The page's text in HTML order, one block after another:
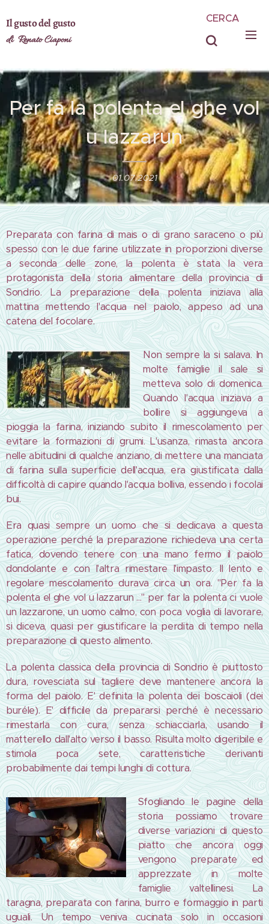
Il gusto del gusto
di Renato Ciaponi
CERCA
Per fa la polenta el ghe vol
u lazzarun
01.07.2021
Preparata con farina di mais o di grano saraceno o più
spesso con le due farine utilizzate in proporzioni diverse
a seconda delle zone, la polenta è stata la vera
protagonista della storia alimentare della provincia di
Sondrio. La preparazione della polenta iniziava alla
mattina mettendo l'acqua nel paiolo, appeso ad una
catena del focolare.
Non sempre la si salava. In
molte famiglie il sale si
metteva solo di domenica.
Quando l'acqua iniziava a
bollire si aggiungeva a
pioggia la farina, iniziando subito il rimescolamento per
evitare la formazioni di grumi. L'usanza, rimasta ancora
nelle abitudini di qualche anziano, di mettere una manciata
di farina sulla superficie dell'acqua, era giustificata dalla
difficoltà di capire quando l'acqua bolliva, essendo i focolai
bui.
Era quasi sempre un uomo che si dedicava a questa
operazione perché la preparazione richiedeva una certa
fatica, dovendo tenere con una mano fermo il paiolo
dondolante e con l'altra rimestare l'impasto. Il lento e
regolare mescolamento durava circa un ora. "Per fa la
polenta el ghe vol u lazzarun ..." per far la polenta ci vuole
un lazzarone, un uomo calmo, con poca voglia di lavorare,
si diceva, quasi per giustificare la perdita di tempo nella
preparazione di questo alimento.
La polenta classica della provincia di Sondrio è piuttosto
dura, rovesciata sul tagliere deve mantenere ancora la
forma del paiolo. E' definita la polenta dei boscaioli (dei
buréle). E' difficile da prepararsi perché è necessario
rimestarla con cura, senza schiacciarla, usando il
matterello dall'alto verso il basso. Risulta molto digeribile e
stimola poca sete, caratteristiche derivanti
probabilmente dai tempi lunghi di cottura.
Sfogliando le pagine della
storia possiamo trovare
diverse variazioni di questo
piatto che ancora oggi
vengono preparate ed
apprezzate in molte
famiglie valtellinesi. La
taragna, preparata con farina, burro e formaggio in parti
uguali. Un tempo veniva cucinata solo in occasioni